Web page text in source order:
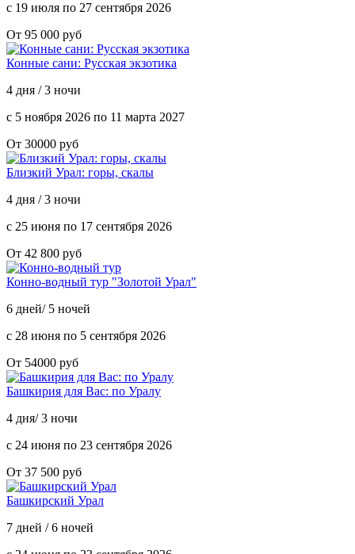
с 19 июля по 27 сентября 2026
От 95 000 руб
Конные сани: Русская экзотика
4 дня / 3 ночи
с 5 ноября 2026 по 11 марта 2027
От 30000 руб
Близкий Урал: горы, скалы
4 дня / 3 ночи
с 25 июня по 17 сентября 2026
От 42 800 руб
Конно-водный тур "Золотой Урал"
6 дней/ 5 ночей
с 28 июня по 5 сентября 2026
От 54000 руб
Башкирия для Вас: по Уралу
4 дня/ 3 ночи
с 24 июня по 23 сентября 2026
От 37 500 руб
Башкирский Урал
7 дней / 6 ночей